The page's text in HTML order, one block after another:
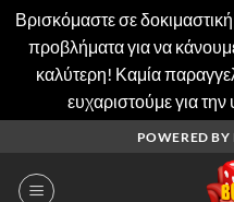
Βρισκόμαστε σε
προβλήματα για να
καλύτερη! Καμία
ευχαριστούμε για
περιεχόμενο
POWERED